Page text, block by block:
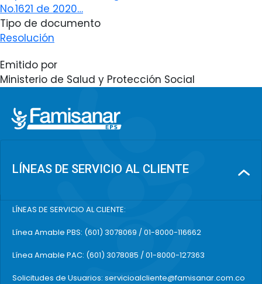
No.1621 de 2020…
Tipo de documento
Resolución
Emitido por
Ministerio de Salud y Protección Social
LÍNEAS DE SERVICIO AL CLIENTE
LÍNEAS DE SERVICIO AL CLIENTE:
Línea Amable PBS: (601) 3078069 / 01-8000-116662
Línea Amable PAC: (601) 3078085 / 01-8000-127363
Solicitudes de Usuarios: servicioalcliente@famisanar.com.co